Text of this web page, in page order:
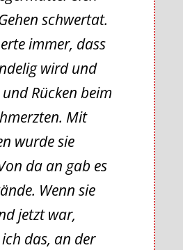
schwertat.
immer, dass
wird und
Rücken beim
Mit
wurde sie
da an gab es
Wenn sie
jetzt war,
das, an der